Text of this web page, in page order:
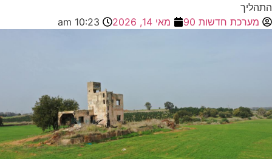
התהליך
מערכת חדשות 90
מאי 14, 2026 10:23 am